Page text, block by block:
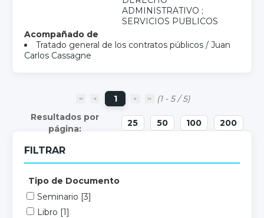
ADMINISTRATIVO ;
SERVICIOS PUBLICOS
Acompañado de
Tratado general de los contratos públicos / Juan
Carlos Cassagne
1 (1 - 5 / 5)
25 50 100 200
FILTRAR
Tipo de Documento
Seminario [3]
Libro [1]